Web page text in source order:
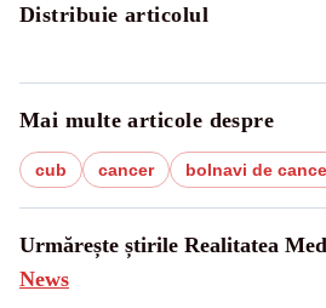
Distribuie articolul
Mai multe articole despre
cub cancer bolnavi de
Urmărește știrile Realitatea
News